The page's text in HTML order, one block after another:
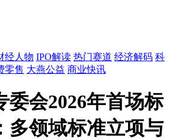
经人物 IPO解读 热门赛道 经济解码 科
零售 大燕公益 商业快讯
委会2026年首场标
多领域标准立项与